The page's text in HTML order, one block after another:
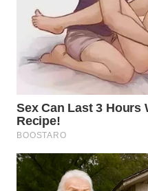
KALTARA
WN
KALSEL
WN
KALTIM
SULSEL